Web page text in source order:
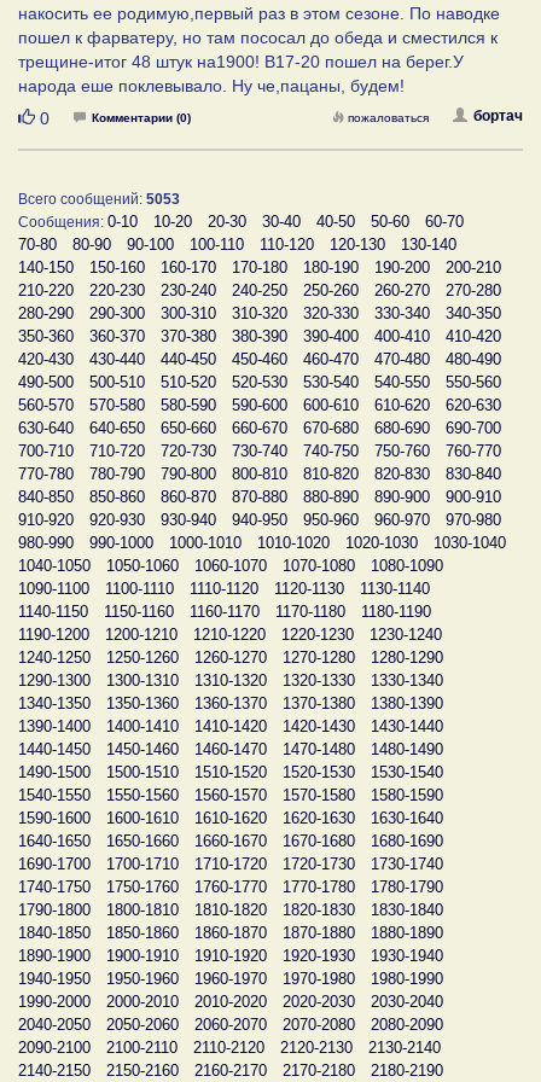
накосить ее родимую,первый раз в этом сезоне. По наводке
пошел к фарватеру, но там пососал до обеда и сместился к
трещине-итог 48 штук на1900! В17-20 пошел на берег.У
народа еше поклевывало. Ну че,пацаны, будем!
Нравится
0 Комментарии (0) бортач
пожаловаться
Всего сообщений: 5053
Сообщения: 0-10 10-20 20-30 30-40 40-50 50-60
60-70
70-80
80-90 90-100 100-110 110-120 120-130
130-140
140-150
150-160 160-170 170-180 180-190 190-200
200-210
210-220
220-230 230-240 240-250 250-260 260-270
270-280
280-290
290-300 300-310 310-320 320-330 330-340
340-350
350-360
360-370 370-380 380-390 390-400 400-410
410-420
420-430
430-440 440-450 450-460 460-470 470-480
480-490
490-500
500-510 510-520 520-530 530-540 540-550
550-560
560-570
570-580 580-590 590-600 600-610 610-620
620-630
630-640
640-650 650-660 660-670 670-680 680-690
690-700
700-710
710-720 720-730 730-740 740-750 750-760
760-770
770-780
780-790 790-800 800-810 810-820 820-830
830-840
840-850
850-860 860-870 870-880 880-890 890-900
900-910
910-920
920-930 930-940 940-950 950-960 960-970
970-980
980-990
990-1000 1000-1010 1010-1020 1020-1030
1030-1040
1040-1050
1050-1060 1060-1070 1070-1080
1080-1090
1090-1100
1100-1110 1110-1120 1120-1130
1130-1140
1140-1150
1150-1160 1160-1170 1170-1180
1180-1190
1190-1200
1200-1210 1210-1220 1220-1230
1230-1240
1240-1250
1250-1260 1260-1270 1270-1280
1280-1290
1290-1300
1300-1310 1310-1320 1320-1330
1330-1340
1340-1350
1350-1360 1360-1370 1370-1380
1380-1390
1390-1400
1400-1410 1410-1420 1420-1430
1430-1440
1440-1450
1450-1460 1460-1470 1470-1480
1480-1490
1490-1500
1500-1510 1510-1520 1520-1530
1530-1540
1540-1550
1550-1560 1560-1570 1570-1580
1580-1590
1590-1600
1600-1610 1610-1620 1620-1630
1630-1640
1640-1650
1650-1660 1660-1670 1670-1680
1680-1690
1690-1700
1700-1710 1710-1720 1720-1730
1730-1740
1740-1750
1750-1760 1760-1770 1770-1780
1780-1790
1790-1800
1800-1810 1810-1820 1820-1830
1830-1840
1840-1850
1850-1860 1860-1870 1870-1880
1880-1890
1890-1900
1900-1910 1910-1920 1920-1930
1930-1940
1940-1950
1950-1960 1960-1970 1970-1980
1980-1990
1990-2000
2000-2010 2010-2020 2020-2030
2030-2040
2040-2050
2050-2060 2060-2070 2070-2080
2080-2090
2090-2100
2100-2110 2110-2120 2120-2130
2130-2140
2140-2150
2150-2160 2160-2170 2170-2180 2180-2190